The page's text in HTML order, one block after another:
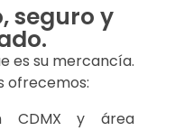
seguro y
es su mercancía.
ofrecemos:
CDMX y área